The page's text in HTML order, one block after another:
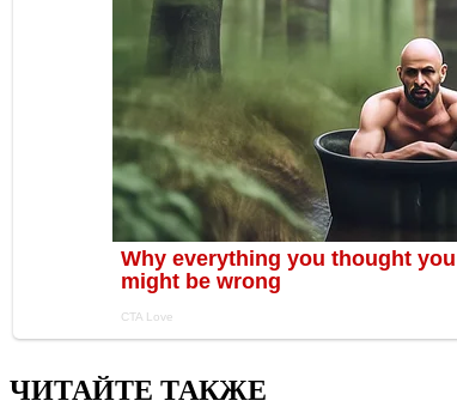
ЧИТАЙТЕ ТАКЖЕ